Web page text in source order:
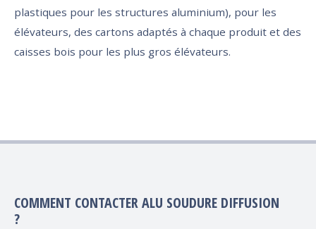
plastiques pour les structures aluminium), pour les
élévateurs, des cartons adaptés à chaque produit et des
caisses bois pour les plus gros élévateurs.
COMMENT CONTACTER ALU SOUDURE DIFFUSION
?